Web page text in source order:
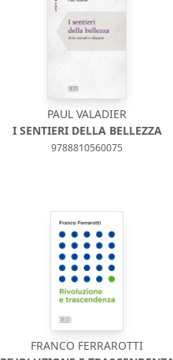
PAUL VALADIER
I SENTIERI DELLA BELLEZZA
9788810560075
FRANCO FERRAROTTI